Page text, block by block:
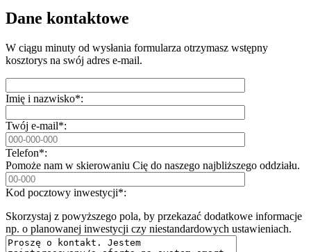
Dane kontaktowe
W ciągu minuty od wysłania formularza otrzymasz wstępny
kosztorys na swój adres e-mail.
Imię i nazwisko*:
Twój e-mail*:
Telefon*:
Pomoże nam w skierowaniu Cię do naszego najbliższego oddziału.
Kod pocztowy inwestycji*:
Skorzystaj z powyższego pola, by przekazać dodatkowe informacje
np. o planowanej inwestycji czy niestandardowych ustawieniach.